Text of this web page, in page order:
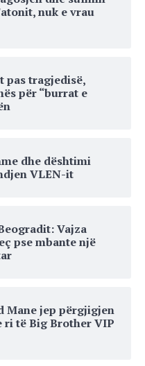
nuk e vrau
pas tragjedisë,
për “burrat e
dhe dështimi
VLEN-it
Vajza
pse mbante një
Mane jep përgjigjen
ri të Big Brother VIP